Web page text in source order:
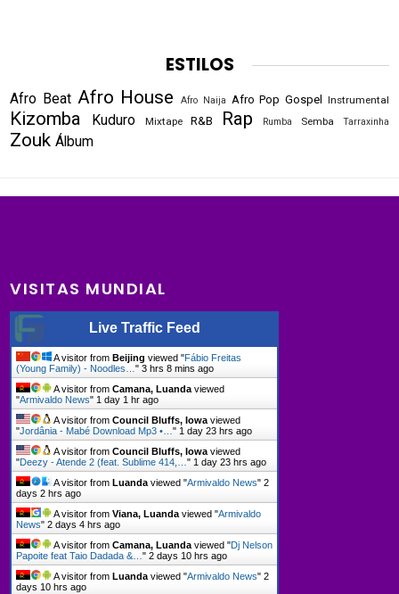
ESTILOS
Afro Beat Afro House Afro Naija Afro Pop Gospel Instrumental
Kizomba Kuduro Mixtape R&B Rap Rumba Semba Tarraxinha
Zouk Álbum
VISITAS MUNDIAL
Live Traffic Feed
A visitor fromBeijing viewed "Fábio Freitas
(Young Family) - Noodles…"3 hrs 8 mins ago
A visitor fromCamana, Luanda viewed
"Armivaldo News" 1 day 1 hr ago
A visitor fromCouncil Bluffs, Iowa viewed
"Jordânia - Mabé Download Mp3 •…" 1 day 23 hrs ago
A visitor fromCouncil Bluffs, Iowa viewed
"Deezy - Atende 2 (feat. Sublime 414,…" 1 day 23 hrs ago
A visitor fromLuanda viewed "Armivaldo News"2
days 2 hrs ago
A visitor fromViana, Luanda viewed "Armivaldo
News"2 days 4 hrs ago
A visitor fromCamana, Luanda viewed "Dj Nelson
Papoite feat Taio Dadada &…"2 days 10 hrs ago
A visitor fromLuanda viewed "Armivaldo News"2
days 10 hrs ago